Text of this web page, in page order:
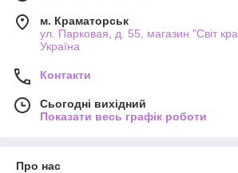
м. Краматорськ
ул. Парковая, д. 55, магазин "Світ
Україна
Контакти
Сьогодні вихідний
Показати весь графік роботи
Про нас